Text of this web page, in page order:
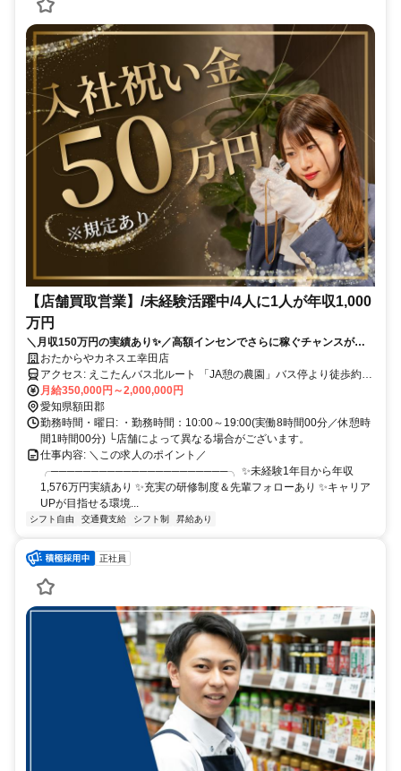
【店舗買取営業】/未経験活躍中/4人に1人が年収1,000
万円
＼月収150万円の実績あり✨／高額インセンでさらに稼ぐチャンスがあ
ります❗ ✨賞与年2回✨入社祝い金あり ✅テレアポなし！✅残業ほぼなし
✅土日希望休もOK✅女性も活躍中✅研修サポートも充実❗
おたからやカネスエ幸田店
アクセス: えこたんバス北ルート 「JA憩の農園」バス停より徒歩約4
分 車通勤応相談
月給350,000円～2,000,000円
愛知県額田郡
勤務時間・曜日: ・勤務時間：10:00～19:00(実働8時間00分／休憩時
間1時間00分) └店舗によって異なる場合がございます。
仕事内容: ＼この求人のポイント／
╭──────────────────────╮ ✨未経験1年目から年収
1,576万円実績あり ✨充実の研修制度＆先輩フォローあり ✨キャリア
UPが目指せる環境...
シフト自由 交通費支給 シフト制 昇給あり
正社員